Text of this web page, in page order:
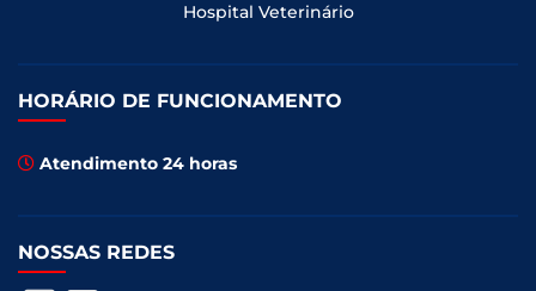
Hospital Veterinário
HORÁRIO DE FUNCIONAMENTO
Atendimento 24 horas
NOSSAS REDES